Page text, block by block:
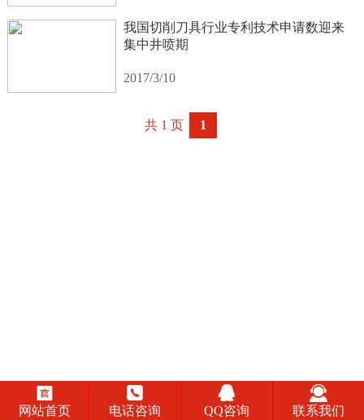
我国切削刀具行业专利技术申请数迎来
集中井喷期
2017/3/10
共 1 页 1

网站首页

电话咨询

QQ咨询

联系我们